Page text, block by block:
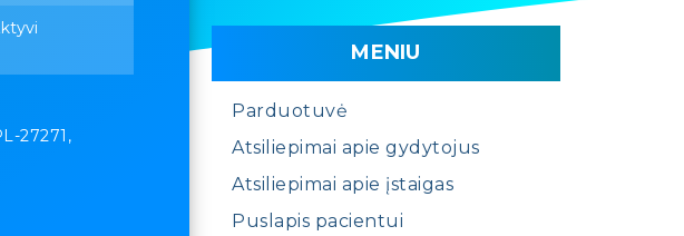
27271,
MENIU
Parduotuvė
Atsiliepimai apie gydytojus
Atsiliepimai apie įstaigas
Puslapis pacientui